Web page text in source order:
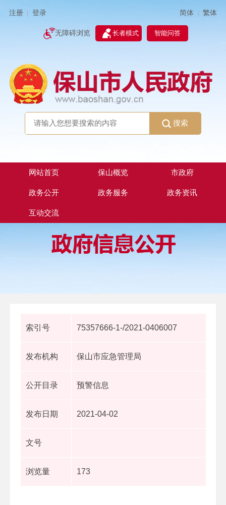
注册 登录 简体 | 繁体
无障碍浏览 长者模式 智能问答
搜索
网站首页 保山概览 市政府
政务公开 政务服务 政务资讯
互动交流
索引号 75357666-1-/2021-0406007
发布机构 保山市应急管理局
公开目录 预警信息
发布日期 2021-04-02
文号
浏览量 173